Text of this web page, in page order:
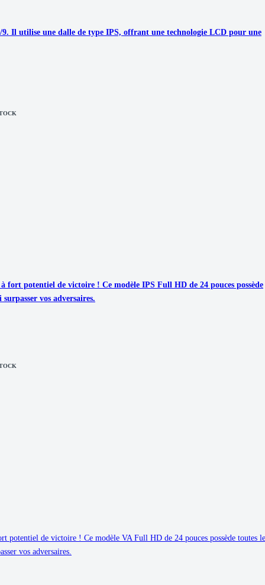
Il utilise une dalle de type IPS, offrant une technologie LCD pour une
potentiel de victoire ! Ce modèle IPS Full HD de 24 pouces possède
vos adversaires.
de victoire ! Ce modèle VA Full HD de 24 pouces possède toutes
vos adversaires.